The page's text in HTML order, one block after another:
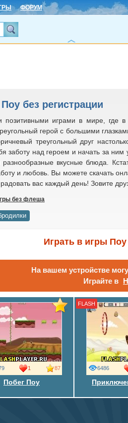
ФОРУМ
без регистрации
позитивными играми в мире, где
герой с большими
треугольный друг
заботу над героем и начать за
разнообразные вкусные блюда.
и любовь. Вы можете скачать
вас каждый день! Зовите
без флеша
Играть в игры
На вашем устройстве
Играйте в
Побег Поу
1 87 6486
FLASH